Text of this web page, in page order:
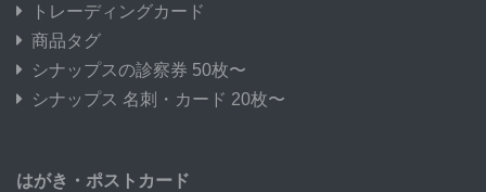
トレーディングカード
商品タグ
シナップスの診察券 50枚〜
シナップス 名刺・カード 20枚〜
はがき・ポストカード